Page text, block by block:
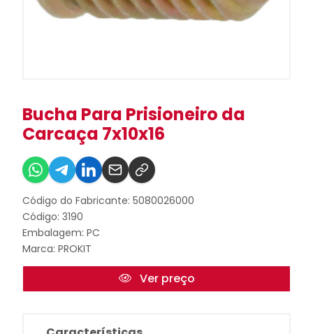
Bucha Para Prisioneiro da
Carcaça 7x10x16
Código do Fabricante: 5080026000
Código: 3190
Embalagem: PC
Marca: PROKIT
Ver preço